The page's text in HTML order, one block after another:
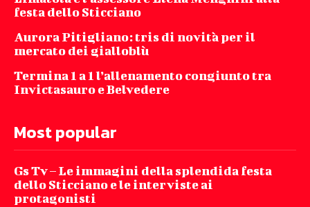
festa dello Sticciano
Aurora Pitigliano: tris di novità per il
mercato dei gialloblù
Termina 1 a 1 l’allenamento congiunto tra
Invictasauro e Belvedere
Most popular
Gs Tv – Le immagini della splendida festa
dello Sticciano e le interviste ai
protagonisti